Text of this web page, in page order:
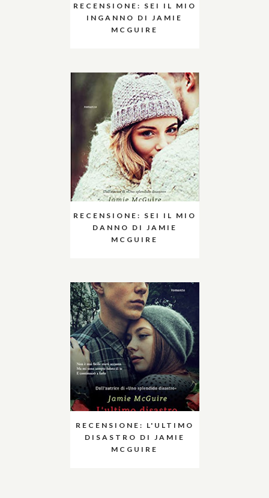
RECENSIONE: SEI IL MIO
INGANNO DI JAMIE
MCGUIRE
RECENSIONE: SEI IL MIO
DANNO DI JAMIE
MCGUIRE
RECENSIONE: L'ULTIMO
DISASTRO DI JAMIE
MCGUIRE